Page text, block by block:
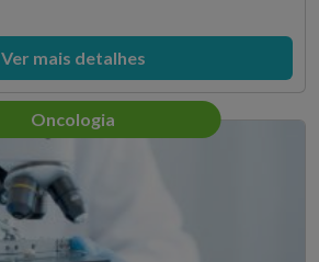
Ver mais detalhes
Oncologia